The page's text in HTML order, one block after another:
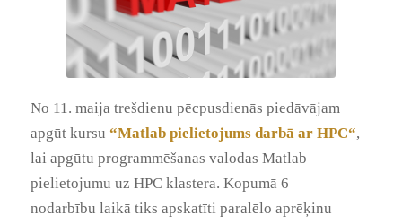
No 11. maija trešdienu pēcpusdienās piedāvājam
apgūt kursu “Matlab pielietojums darbā ar HPC“,
lai apgūtu programmēšanas valodas Matlab
pielietojumu uz HPC klastera. Kopumā 6
nodarbību laikā tiks apskatīti paralēlo aprēķinu